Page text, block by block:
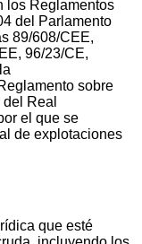
los Reglamentos
del Parlamento
89/608/CEE,
96/23/CE,
sobre
Real
el que se
de explotaciones
que esté